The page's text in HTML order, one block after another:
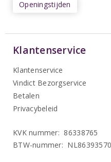
Openingstijden
Klantenservice
Klantenservice
Vindict Bezorgservice
Betalen
Privacybeleid
KVK nummer: 86338765
BTW-nummer: